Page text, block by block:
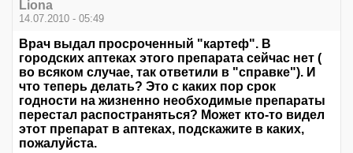
Liona
14.07.2010 - 05:49
Врач выдал просроченный "картеф". В
городских аптеках этого препарата сейчас нет (
во всяком случае, так ответили в "справке"). И
что теперь делать? Это с каких пор срок
годности на жизненно необходимые препараты
перестал распостраняться? Может кто-то видел
этот препарат в аптеках, подскажите в каких,
пожалуйста.